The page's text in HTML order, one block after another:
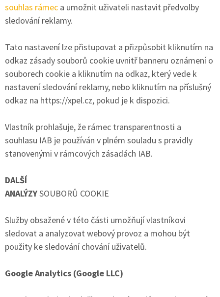
souhlas rámec a umožnit uživateli nastavit předvolby
sledování reklamy.
Tato nastavení lze přistupovat a přizpůsobit kliknutím na
odkaz zásady souborů cookie uvnitř banneru oznámení o
souborech cookie a kliknutím na odkaz, který vede k
nastavení sledování reklamy, nebo kliknutím na příslušný
odkaz na https://xpel.cz, pokud je k dispozici.
Vlastník prohlašuje, že rámec transparentnosti a
souhlasu IAB je používán v plném souladu s pravidly
stanovenými v rámcových zásadách IAB.
DALŠÍ
ANALÝZYSOUBORŮ COOKIE
Služby obsažené v této části umožňují vlastníkovi
sledovat a analyzovat webový provoz a mohou být
použity ke sledování chování uživatelů.
Google Analytics (Google LLC)